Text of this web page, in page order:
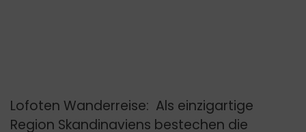
Lofoten Wanderreise: Als einzigartige
Region Skandinaviens bestechen die